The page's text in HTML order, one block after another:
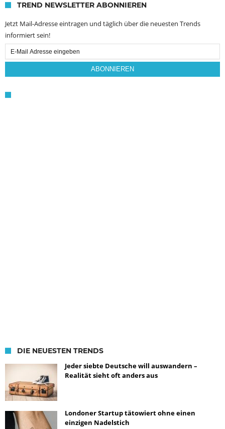
TREND NEWSLETTER ABONNIEREN
Jetzt Mail-Adresse eintragen und täglich über die neuesten Trends
informiert sein!
Email
Subscription
ABONNIEREN
DIE NEUESTEN TRENDS
Jeder siebte Deutsche will auswandern –
Realität sieht oft anders aus
Londoner Startup tätowiert ohne einen
einzigen Nadelstich